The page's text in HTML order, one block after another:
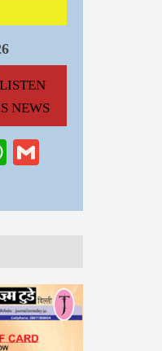
LISTEN
NEWS
WhatsApp